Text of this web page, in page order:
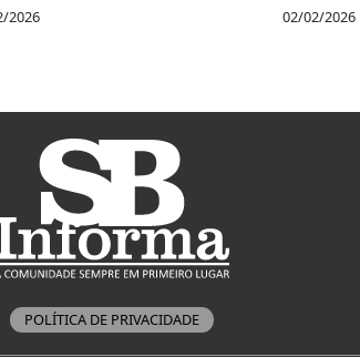
2026 02/02/2026
POLÍTICA DE PRIVACIDADE